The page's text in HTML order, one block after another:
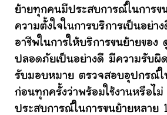
ย้ายทุกคนมีประสบการณ์ในการข
ความตั้งใจในการบริการเป็นอย่า
อาชีพในการให้บริการขนย้ายของ
ปลอดภัยเป็นอย่างดี มีความรับผิ
รับมอบหมาย ตรวจสอบอุปกรณ์ใ
ก่อนทุกครั้งว่าพร้อมใช้งานหรือไ
ประสบการณ์ในการขนย้ายหลาย